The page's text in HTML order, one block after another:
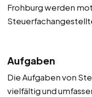
Frohburg werden
Aufgaben
Die Aufgaben von
vielfältig und